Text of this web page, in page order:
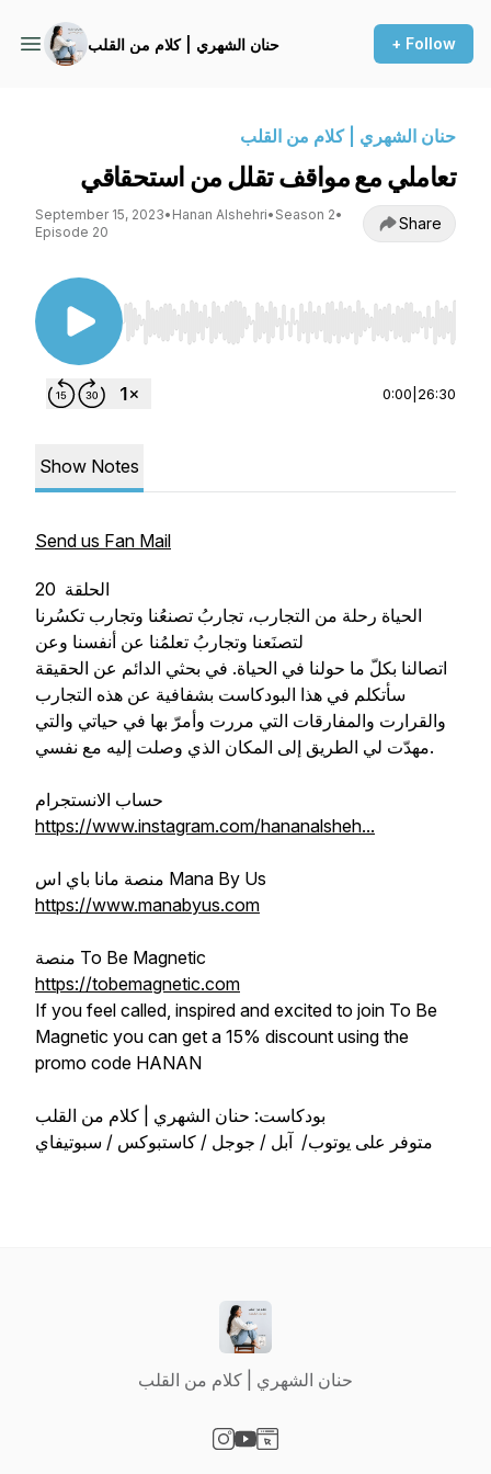
حنان الشهري | كلام من القلب + Follow
حنان الشهري | كلام من القلب
تعاملي مع مواقف تقلل من استحقاقي
September 15, 2023• Hanan Alshehri• Season 2•
Episode 20
Share
Use Left/Right to seek, Home/End to jump to
0:00 26:30
Show Notes
Send us Fan Mail
20 الحلقة
الحياة رحلة من التجارب، تجاربُ تصنعُنا وتجارب تكسُرنا
لتصنَعنا وتجاربُ تعلمُنا عن أنفسنا وعن
اتصالنا بكلّ ما حولنا في الحياة. في بحثي الدائم عن الحقيقة
سأتكلم في هذا البودكاست بشفافية عن هذه التجارب
والقرارت والمفارقات التي مررت وأمرّ بها في حياتي والتي
مهدّت لي الطريق إلى المكان الذي وصلت إليه مع نفسي.
حساب الانستجرام
https://www.instagram.com/hananalsheh...
منصة مانا باي اس Mana By Us
https://www.manabyus.com
منصة To Be Magnetic
https://tobemagnetic.com
If you feel called, inspired and excited to join To Be
Magnetic you can get a 15% discount using the
promo code HANAN
متوفر على يوتوب/ آبل / جوجل / كاستبوكس / سبوتيفاي
حنان الشهري | كلام من القلب